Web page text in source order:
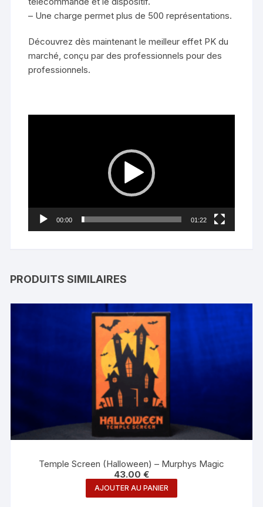
– Une charge permet plus de 500 représentations.
Découvrez dès maintenant le meilleur effet PK du
marché, conçu par des professionnels pour des
professionnels.
00:00 01:22
PRODUITS SIMILAIRES
Temple Screen (Halloween) – Murphys Magic
43.00 €
AJOUTER AU PANIER